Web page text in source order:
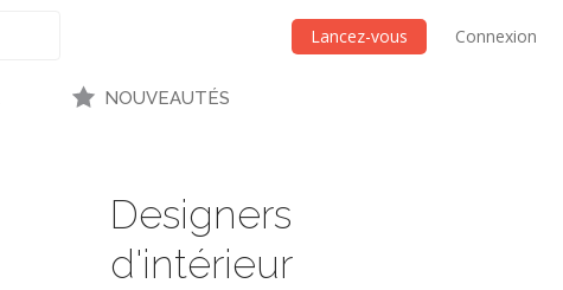
Lancez-vous Connexion
NOUVEAUTÉS
Designers
d'intérieur